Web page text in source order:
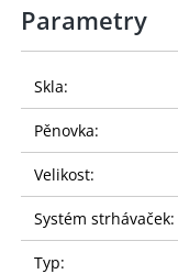
Parametry
Skla:
Pěnovka:
Velikost:
Systém strhávaček:
Typ: